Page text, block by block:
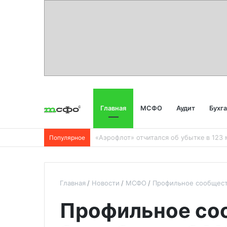
Главная МСФО Аудит
Популярное
Главная Новости МСФО Профильное
Профильное